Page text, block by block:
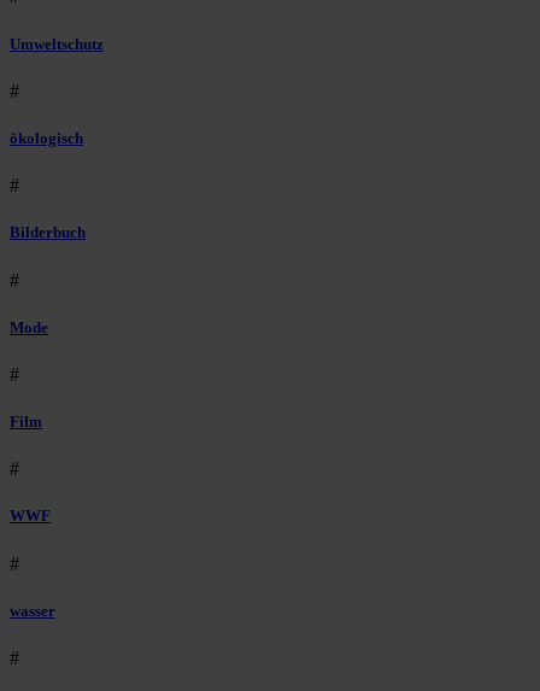
Umweltschutz
#
ökologisch
#
Bilderbuch
#
Mode
#
Film
#
WWF
#
wasser
#